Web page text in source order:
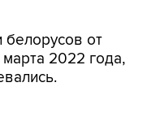
белорусов от
2022 года,